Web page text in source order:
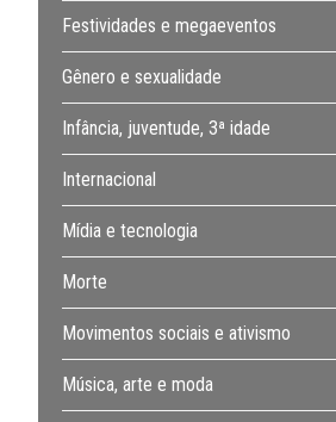
Festividades e megaeventos
Gênero e sexualidade
Infância, juventude, 3ª idade
Internacional
Mídia e tecnologia
Morte
Movimentos sociais e ativismo
Música, arte e moda